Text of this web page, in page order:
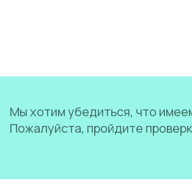
Мы хотим убедиться, что
Пожалуйста, пройдите